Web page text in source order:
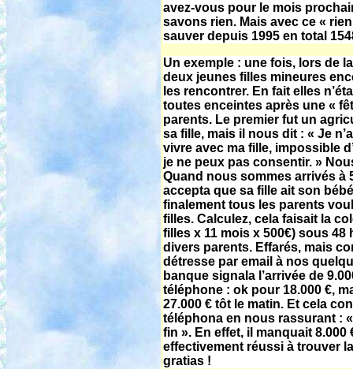
avez-vous pour le mois
savons rien. Mais avec ce «
sauver depuis 1995 en total
Un exemple : une fois, lors de
deux jeunes filles mineures
les rencontrer. En fait elles
toutes enceintes après une «
parents. Le premier fut un
sa fille, mais il nous dit : « Je
vivre avec ma fille, impossible
je ne peux pas consentir. »
Quand nous sommes arrivés à
accepta que sa fille ait son
finalement tous les parents
filles. Calculez, cela faisait la
filles x 11 mois x 500€) sous
divers parents. Effarés, mais
détresse par email à nos
banque signala l’arrivée de
téléphone : ok pour 18.000 €,
27.000 € tôt le matin. Et cela
téléphona en nous rassurant :
fin ». En effet, il manquait
effectivement réussi à trouver
gratias !